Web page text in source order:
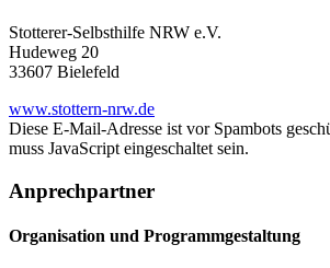
Stotterer-Selbsthilfe NRW e.V.
Hudeweg 20
33607 Bielefeld
www.stottern-nrw.de
Diese E-Mail-Adresse ist vor Spambots
muss JavaScript eingeschaltet sein.
Anprechpartner
Organisation und Programmgestaltung